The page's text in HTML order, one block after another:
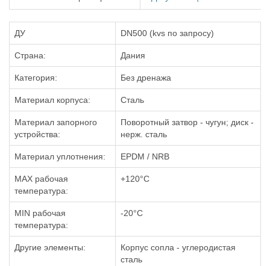
ДУ DN500 (kvs по запросу)
Страна: Дания
Категория: Без дренажа
Материал корпуса: Сталь
Материал запорного
устройства:
Поворотный затвор - чугун; диск -
нерж. сталь
Материал уплотнения: EPDM / NRB
MAX рабочая
температура:
+120°C
MIN рабочая
температура:
-20°C
Другие элементы:
Корпус сопла - углеродистая
сталь